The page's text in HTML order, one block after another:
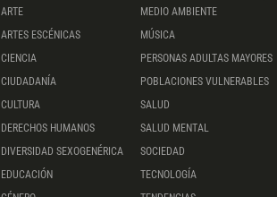
ARTE
ARTES ESCÉNICAS
CIENCIA
CIUDADANÍA
CULTURA
DERECHOS HUMANOS
DIVERSIDAD SEXOGENÉRICA
EDUCACIÓN
MEDIO AMBIENTE
MÚSICA
PERSONAS ADULTAS MAYORES
POBLACIONES VULNERABLES
SALUD
SALUD MENTAL
SOCIEDAD
TECNOLOGÍA